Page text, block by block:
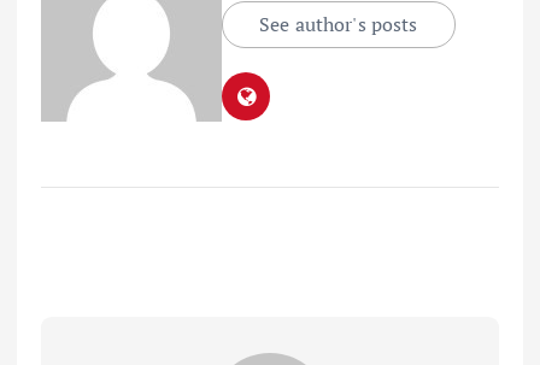
See author's posts